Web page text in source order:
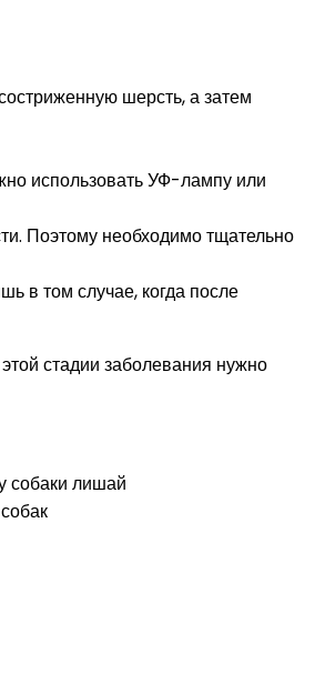
шерсть, а затем
использовать УФ-лампу или
Поэтому необходимо тщательно
в том случае, когда после
стадии заболевания нужно